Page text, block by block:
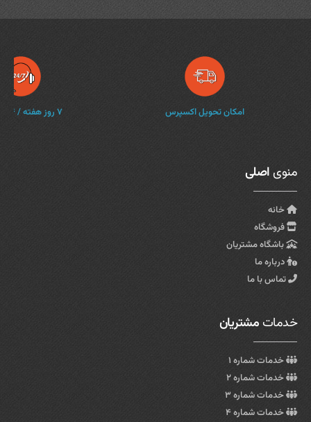
امکان تحویل اکسپرس ۷ روز هفته / ۲۴ ساعته
منویاصلی
خانه
فروشگاه
باشگاه مشتریان
درباره ما
تماس با ما
خدمات مشتریان
خدمات شماره ۱
خدمات شماره ۲
خدمات شماره ۳
خدمات شماره ۴